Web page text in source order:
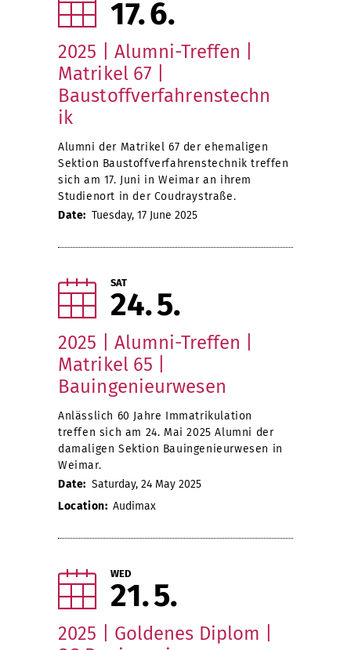
17 6
2025 | Alumni-Treffen |
Matrikel 67 |
Baustoffverfahrenstechn
ik
Alumni der Matrikel 67 der ehemaligen
Sektion Baustoffverfahrenstechnik treffen
sich am 17. Juni in Weimar an ihrem
Studienort in der Coudraystraße.
Date: Tuesday, 17 June 2025
SAT
24 5
2025 | Alumni-Treffen |
Matrikel 65 |
Bauingenieurwesen
Anlässlich 60 Jahre Immatrikulation
treffen sich am 24. Mai 2025 Alumni der
damaligen Sektion Bauingenieurwesen in
Weimar.
Date: Saturday, 24 May 2025
Location: Audimax
WED
21 5
2025 | Goldenes Diplom |